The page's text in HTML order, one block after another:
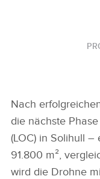
Nach
die nächste
(LOC) in Solihull
91.800 m²,
wird die Drohne